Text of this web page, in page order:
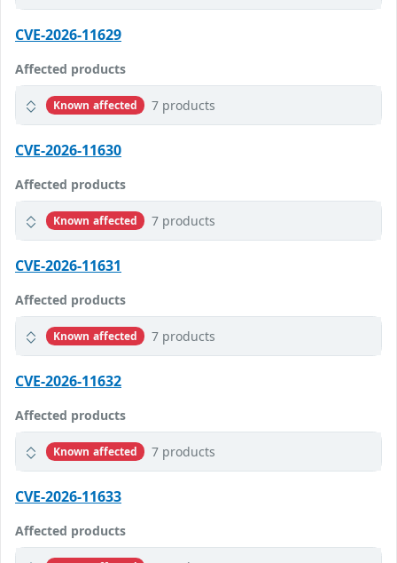
CVE-2026-11629
Affected products
Known affected 7 products
CVE-2026-11630
Affected products
Known affected 7 products
CVE-2026-11631
Affected products
Known affected 7 products
CVE-2026-11632
Affected products
Known affected 7 products
CVE-2026-11633
Affected products